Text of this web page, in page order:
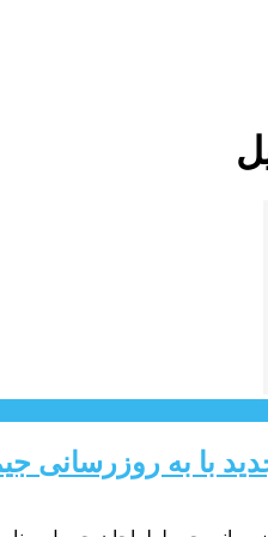
با به روزرسانی